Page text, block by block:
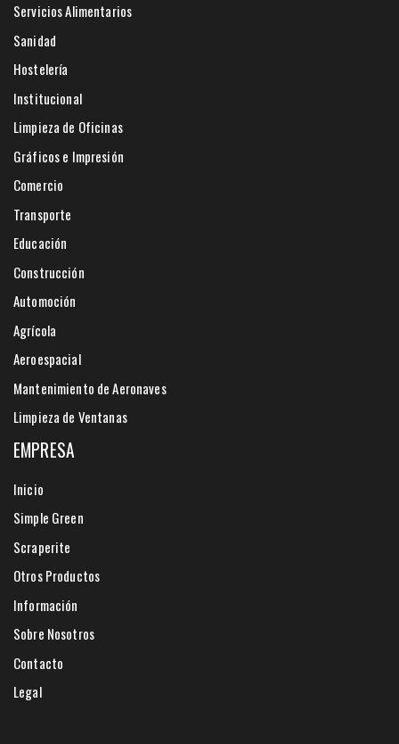
Servicios Alimentarios
Sanidad
Hostelería
Institucional
Limpieza de Oficinas
Gráficos e Impresión
Comercio
Transporte
Educación
Construcción
Automoción
Agrícola
Aeroespacial
Mantenimiento de Aeronaves
Limpieza de Ventanas
EMPRESA
Inicio
Simple Green
Scraperite
Otros Productos
Información
Sobre Nosotros
Contacto
Legal